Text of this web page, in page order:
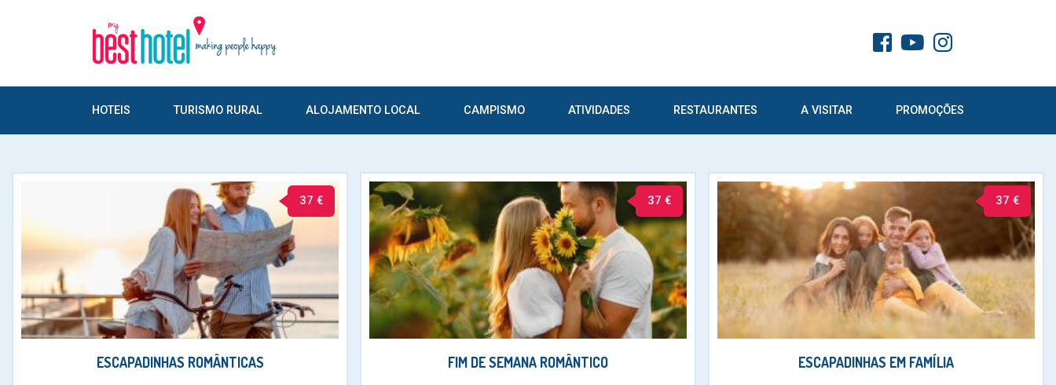
HOTEIS TURISMO RURAL ALOJAMENTO LOCAL CAMPISMO ATIVIDADES RESTAURANTES A VISITAR PROMOÇÕES
37 €
ESCAPADINHAS ROMÂNTICAS
37 €
FIM DE SEMANA ROMÂNTICO
37 €
ESCAPADINHAS EM FAMÍLIA